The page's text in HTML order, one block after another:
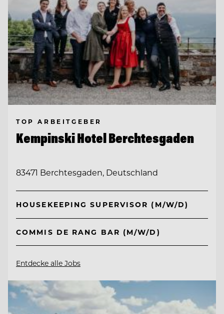
TOP ARBEITGEBER
Kempinski Hotel Berchtesgaden
83471 Berchtesgaden, Deutschland
HOUSEKEEPING SUPERVISOR (M/W/D)
COMMIS DE RANG BAR (M/W/D)
Entdecke alle Jobs